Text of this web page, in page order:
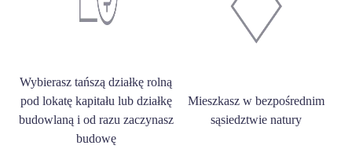
Wybierasz tańszą działkę rolną
pod lokatę kapitału lub działkę
budowlaną i od razu zaczynasz
budowę
Mieszkasz w bezpośrednim
sąsiedztwie natury